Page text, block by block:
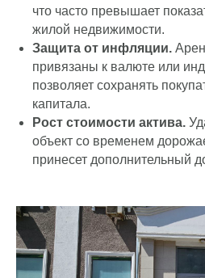
что часто превышает
жилой недвижимости.
Защита от инфляции.
привязаны к валюте или
позволяет сохранять
капитала.
Рост стоимости актива.
объект со временем
принесет дополнительный
Получить индивидуальное